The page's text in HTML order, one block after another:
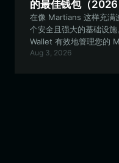
的最佳钱包（2026
在像 Martians 这样充满
个安全且强大的基础设
Wallet 有效地管理您的
的基于 EVM 的交易和参
Aug 3, 2026